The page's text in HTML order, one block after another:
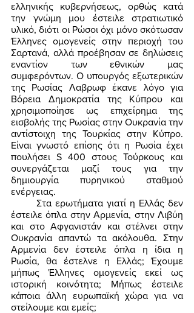
ελληνικής κυβερνήσεως, ορθώς κατά
την γνώμη μου έστειλε στρατιωτικό
υλικό, διότι οι Ρώσοι όχι μόνο σκότωσαν
Έλληνες ομογενείς στην περιοχή του
Σαρτανά, αλλά προέβησαν σε δηλώσεις
εναντίον των εθνικών μας
συμφερόντων. Ο υπουργός εξωτερικών
της Ρωσίας Λαβρωφ έκανε λόγο για
Βόρεια Δημοκρατία της Κύπρου και
χρησιμοποίησε ως επιχείρημα της
εισβολής της Ρωσίας στην Ουκρανία την
αντίστοιχη της Τουρκίας στην Κύπρο.
Είναι γνωστό επίσης ότι η Ρωσία έχει
πουλήσει S 400 στους Τούρκους και
συνεργάζεται μαζί τους για την
δημιουργία πυρηνικού σταθμού
ενέργειας.
έστειλε όπλα στην Αρμενία, στην Λιβύη
και στο Αφγανιστάν και στέλνει στην
Ουκρανία απαντώ τα ακόλουθα. Στην
Αρμενία δεν έστειλε όπλα η ίδια η
Ρωσία, θα έστελνε η Ελλάς; Έχουμε
μήπως Έλληνες ομογενείς εκεί ως
ιστορική κοινότητα; Μήπως έστειλε
κάποια άλλη ευρωπαϊκή χώρα για να
στείλουμε και εμείς;